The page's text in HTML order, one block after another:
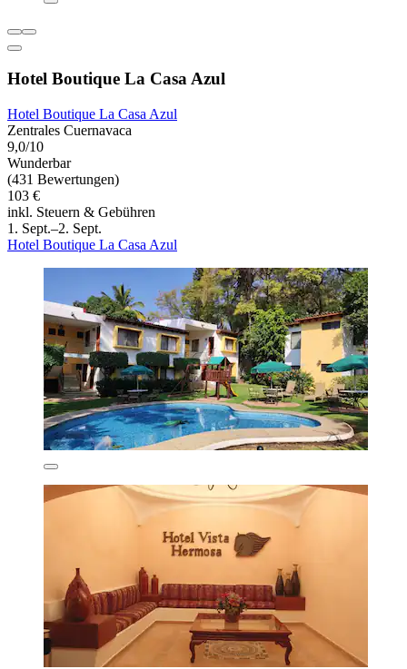
Hotel Boutique La Casa Azul
Hotel Boutique La Casa Azul
Zentrales Cuernavaca
9,0/10
Wunderbar
(431 Bewertungen)
103 €
inkl. Steuern & Gebühren
1. Sept.–2. Sept.
Hotel Boutique La Casa Azul